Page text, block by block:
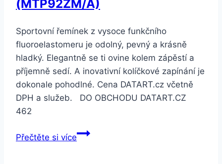
(MTP92ZM/A)
Sportovní řemínek z vysoce funkčního
fluoroelastomeru je odolný, pevný a krásně
hladký. Elegantně se ti ovine kolem zápěstí a
příjemně sedí. A inovativní kolíčkové zapínání je
dokonale pohodlné. Cena DATART.cz včetně
DPH a služeb. DO OBCHODU DATART.CZ
462
Přečtěte si víceApple